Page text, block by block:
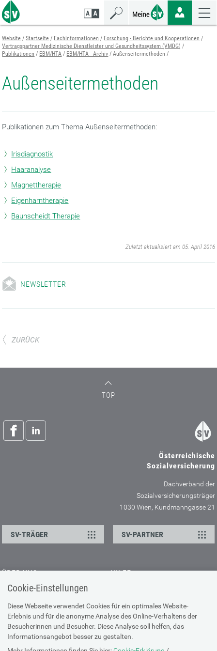
Cookie-Einstellungen
Diese Webseite verwendet Cookies für ein optimales Website-
Erlebnis und für die anonyme Analyse des Online-Verhaltens der
Besucherinnen und Besucher. Diese Analyse soll helfen, das
Informationsangebot besser zu gestalten.
Zum
Seiteninhalt
springen
Zur
Navigation
springen
Zur
Mobilen
Navigation
springen
Website Startseite Fachinformationen
Forschung - Berichte und Kooperationen
Vertragspartner Medizinische Dienstleister und Gesundheitssystem (VMDG)
Publikationen
EBM/HTA EBM/HTA - Archiv Außenseitermethoden
Außenseitermethoden
Publikationen zum Thema Außenseitermethoden:
Irisdiagnostik
Haaranalyse
Magnettherapie
Eigenharntherapie
Baunscheidt Therapie
Zuletzt aktualisiert am 05. April 2016
NEWSLETTER
ZURÜCK
TOP
Österreichische
Sozialversicherung
Dachverband der
Sozialversicherungsträger
1030 Wien, Kundmanngasse 21
SV-TRÄGER SV-PARTNER
ÜBER UNS
Kontakt
Offene Stellen
Presse
HILFE
Browser-Info & Sicherheit
Hilfe zur Suche
Technische Unterstützung